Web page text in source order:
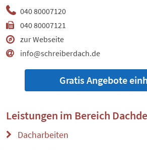
040 80007120
040 80007121
zur Webseite
info@schreiberdach.de
Gratis Angebote
Leistungen im Bereich
Dacharbeiten